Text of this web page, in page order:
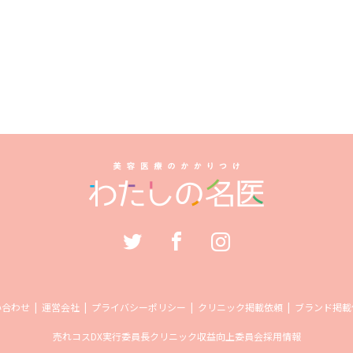
わせ 運営会社 プライバシーポリシー クリニック掲載依頼 ブランド掲
売れコスDX実行委員長クリニック収益向上委員会採用情報